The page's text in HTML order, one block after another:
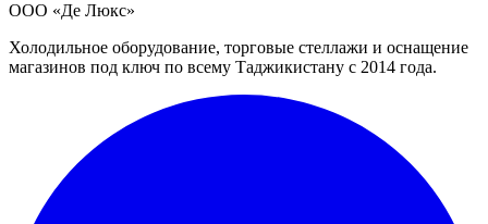
ООО «Де Люкс»
Холодильное оборудование, торговые стеллажи и оснащение
магазинов под ключ по всему Таджикистану с 2014 года.